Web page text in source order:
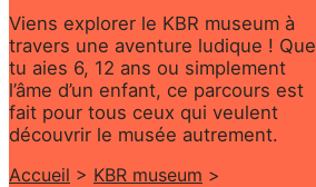
Viens explorer le KBR museum à
travers une aventure ludique ! Que
tu aies 6, 12 ans ou simplement
l’âme d’un enfant, ce parcours est
fait pour tous ceux qui veulent
découvrir le musée autrement.
Accueil > KBR museum >